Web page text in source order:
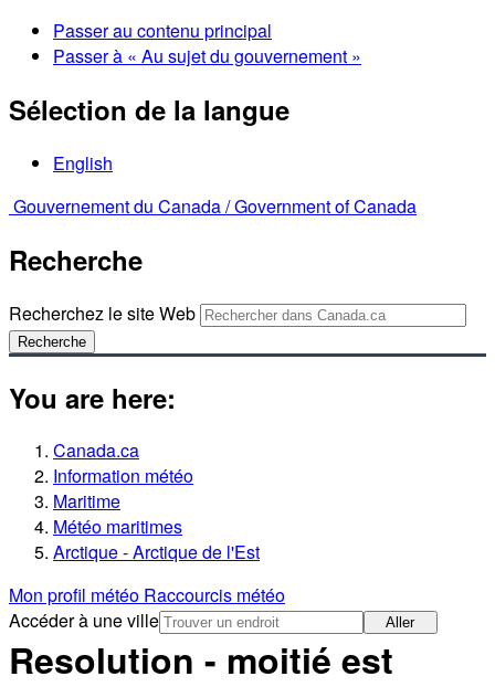
Passer au contenu principal
Passer à « Au sujet du gouvernement »
Sélection de la langue
English
Gouvernement du Canada /Government of Canada
Recherche
Recherchez le site Web
Recherche
You are here:
Canada.ca
Information météo
Maritime
Météo maritimes
Arctique - Arctique de l'Est
Mon profil météo Raccourcis météo
Accéder à une ville
Aller
Resolution - moitié est